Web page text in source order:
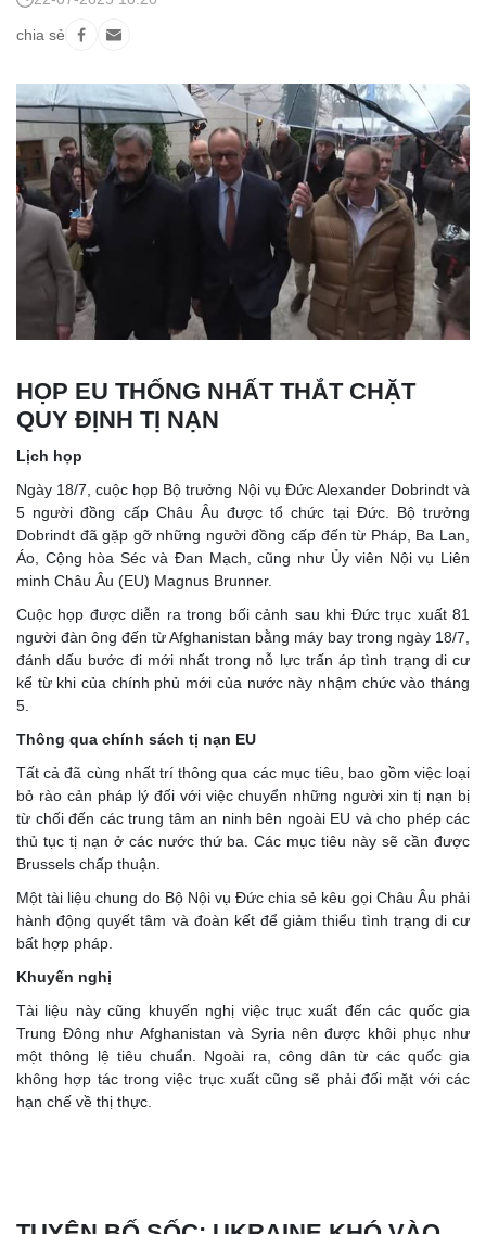
chia sẻ
HỌP EU THỐNG NHẤT THẮT CHẶT
QUY ĐỊNH TỊ NẠN
Lịch họp
Ngày 18/7, cuộc họp Bộ trưởng Nội vụ Đức Alexander Dobrindt và
5 người đồng cấp Châu Âu được tổ chức tại Đức. Bộ trưởng
Dobrindt đã gặp gỡ những người đồng cấp đến từ Pháp, Ba Lan,
Áo, Cộng hòa Séc và Đan Mạch, cũng như Ủy viên Nội vụ Liên
minh Châu Âu (EU) Magnus Brunner.
Cuộc họp được diễn ra trong bối cảnh sau khi Đức trục xuất 81
người đàn ông đến từ Afghanistan bằng máy bay trong ngày 18/7,
đánh dấu bước đi mới nhất trong nỗ lực trấn áp tình trạng di cư
kể từ khi của chính phủ mới của nước này nhậm chức vào tháng
5.
Thông qua chính sách tị nạn EU
Tất cả đã cùng nhất trí thông qua các mục tiêu, bao gồm việc loại
bỏ rào cản pháp lý đối với việc chuyển những người xin tị nạn bị
từ chối đến các trung tâm an ninh bên ngoài EU và cho phép các
thủ tục tị nạn ở các nước thứ ba. Các mục tiêu này sẽ cần được
Brussels chấp thuận.
Một tài liệu chung do Bộ Nội vụ Đức chia sẻ kêu gọi Châu Âu phải
hành động quyết tâm và đoàn kết để giảm thiểu tình trạng di cư
bất hợp pháp.
Khuyến nghị
Tài liệu này cũng khuyến nghị việc trục xuất đến các quốc gia
Trung Đông như Afghanistan và Syria nên được khôi phục như
một thông lệ tiêu chuẩn. Ngoài ra, công dân từ các quốc gia
không hợp tác trong việc trục xuất cũng sẽ phải đối mặt với các
hạn chế về thị thực.